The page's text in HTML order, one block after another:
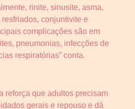
rinite, sinusite, asma,
conjuntivite e
complicações são em
pneumonias, infecções de
respiratórias” conta.
reforça que adultos precisam
gerais e repouso e dá